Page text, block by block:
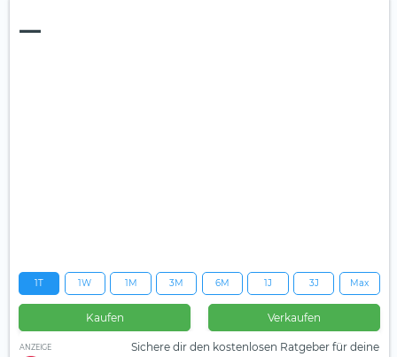
—
1T 1W 1M 3M 6M 1J 3J Max
Kaufen Verkaufen
ANZEIGE
Sichere dir den kostenlosen Ratgeber für deine